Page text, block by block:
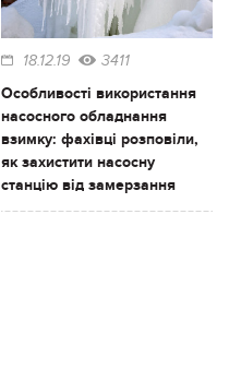
18.12.19 3411
Особливості використання
насосного обладнання
взимку: фахівці розповіли,
як захистити насосну
станцію від замерзання